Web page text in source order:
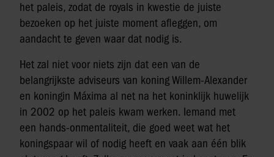
het paleis, zodat de royals in kwestie de juiste
bezoeken op het juiste moment afleggen, om
aandacht te geven waar dat nodig is.
Het zal niet voor niets zijn dat een van de
belangrijkste adviseurs van koning Willem-Alexander
en koningin Máxima al net na het koninklijk huwelijk
in 2002 op het paleis kwam werken. Iemand met
een hands-onmentaliteit, die goed weet wat het
koningspaar wil of nodig heeft en vaak aan één blik